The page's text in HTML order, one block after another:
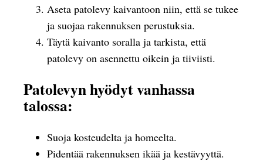
Aseta patolevy kaivantoon niin, että se tukee
ja suojaa rakennuksen perustuksia.
Täytä kaivanto soralla ja tarkista, että
patolevy on asennettu oikein ja tiiviisti.
Patolevyn hyödyt vanhassa
talossa:
Suoja kosteudelta ja homeelta.
Pidentää rakennuksen ikää ja kestävyyttä.